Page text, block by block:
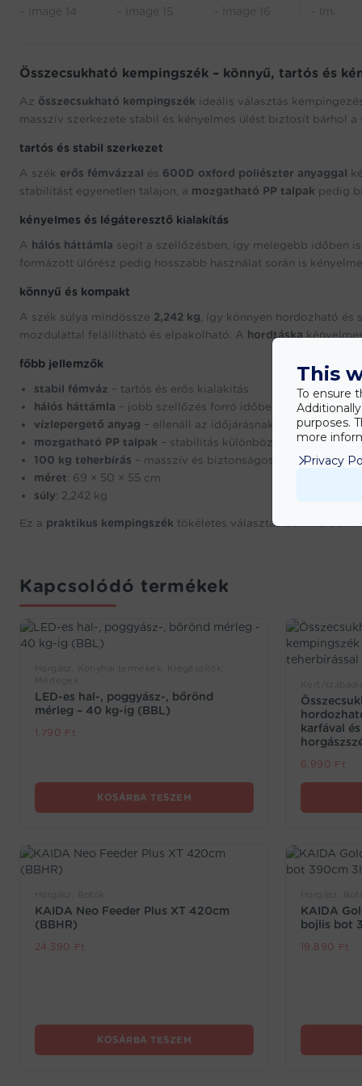
Összecsukható kempingszék – könnyű, tartós és
Az összecsukható kempingszék ideális választás
masszív szerkezete stabil és kényelmes ülést biztosít bárhol a
tartós és stabil szerkezet
A szék erős fémvázzal és 600D oxford poliészter anyaggal
stabilitást egyenetlen talajon, a mozgatható PP talpak pedig
kényelmes és légáteresztő kialakítás
A hálós háttámla segít a szellőzésben, így melegebb időben
formázott ülőrész pedig hosszabb használat során is
könnyű és kompakt
A szék súlya mindössze 2,242 kg , így könnyen hordozható és
mozdulattal felállítható és elpakolható. A hordtáska
főbb jellemzők
stabil fémváz – tartós és erős kialakítás
hálós háttámla – jobb szellőzés forró időben
vízlepergető anyag – ellenáll az időjárásnak
mozgatható PP talpak – stabilitás különböző terepeken
100 kg teherbírás – masszív és biztonságos
méret: 69 × 50 × 55 cm
súly: 2,242 kg
Ez a praktikus kempingszék tökéletes választás bárkinek, aki
Kapcsolódó termékek
LED-es hal-, poggyász-, bőrönd
mérleg – 40 kg-ig (BBL)
1.790 Ft
KOSÁRBA TESZEM
karfával
6.990 Ft
KAIDA Neo Feeder Plus XT 420cm
(BBHR)
24.390 Ft
KOSÁRBA TESZEM
KAIDA
bojlis bot
19.890 Ft
This
To ensure
purposes.
more
Privacy